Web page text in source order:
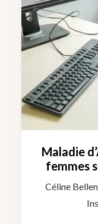
Maladie
femmes
Céline